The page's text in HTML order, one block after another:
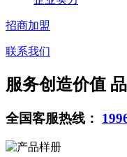
招商加盟
联系我们
服务创造价值
全国客服热线：